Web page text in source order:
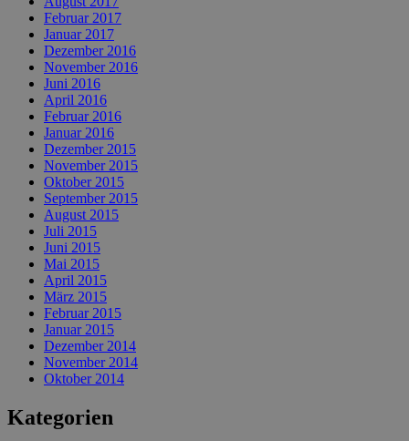
Februar 2017
Januar 2017
Dezember 2016
November 2016
Juni 2016
April 2016
Februar 2016
Januar 2016
Dezember 2015
November 2015
Oktober 2015
September 2015
August 2015
Juli 2015
Juni 2015
Mai 2015
April 2015
März 2015
Februar 2015
Januar 2015
Dezember 2014
November 2014
Oktober 2014
Kategorien